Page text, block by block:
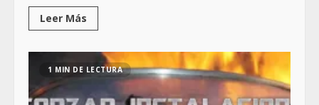
Leer Más
1 MIN DE LECTURA